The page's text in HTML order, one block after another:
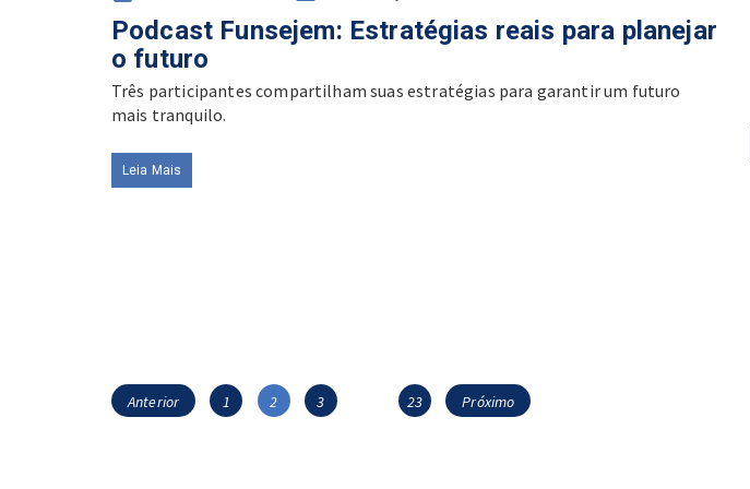
Podcast Funsejem: Estratégias reais para planejar
o futuro
Três participantes compartilham suas estratégias para garantir um futuro
mais tranquilo.
Leia Mais
Navegação
por
Anterior Página
1 Página
2 Página
3 Página
23 Próximo